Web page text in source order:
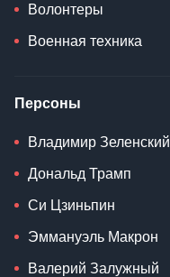
Волонтеры
Военная техника
Персоны
Владимир Зеленский
Дональд Трамп
Си Цзиньпин
Эммануэль Макрон
Валерий Залужный